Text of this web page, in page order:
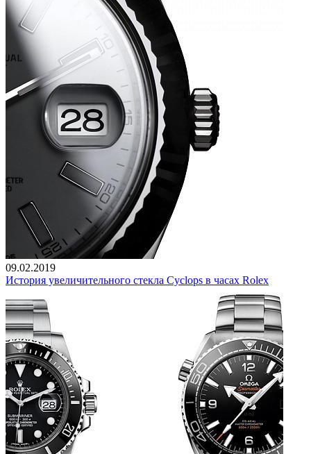
09.02.2019
История увеличительного стекла Cyclops в часах Rolex